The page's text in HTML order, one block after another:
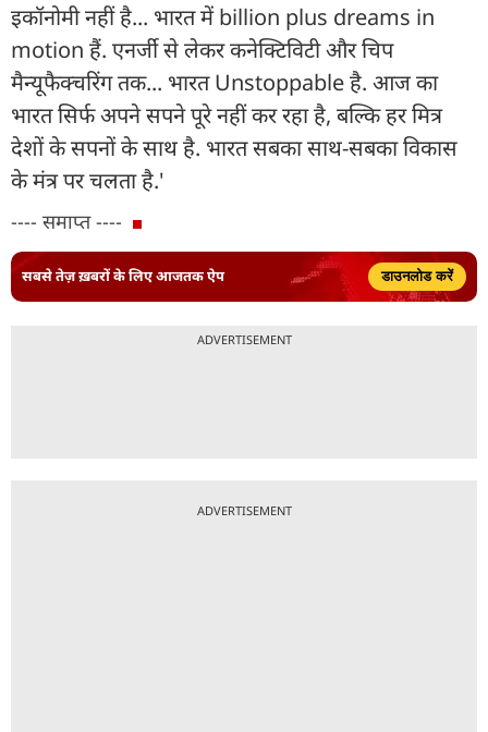
इकॉनोमी नहीं है... भारत में billion plus dreams in
motion हैं. एनर्जी से लेकर कनेक्टिविटी और चिप
मैन्यूफैक्चरिंग तक... भारत Unstoppable है. आज का
भारत सिर्फ अपने सपने पूरे नहीं कर रहा है, बल्कि हर मित्र
देशों के सपनों के साथ है. भारत सबका साथ-सबका विकास
के मंत्र पर चलता है.'
---- समाप्त ----
सबसे तेज़ ख़बरों के लिए आजतक ऐप डाउनलोड करें
ADVERTISEMENT
ADVERTISEMENT